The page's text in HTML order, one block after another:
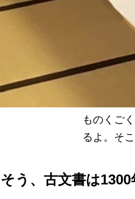
ものくご
るよ。そ
そう、古文書は